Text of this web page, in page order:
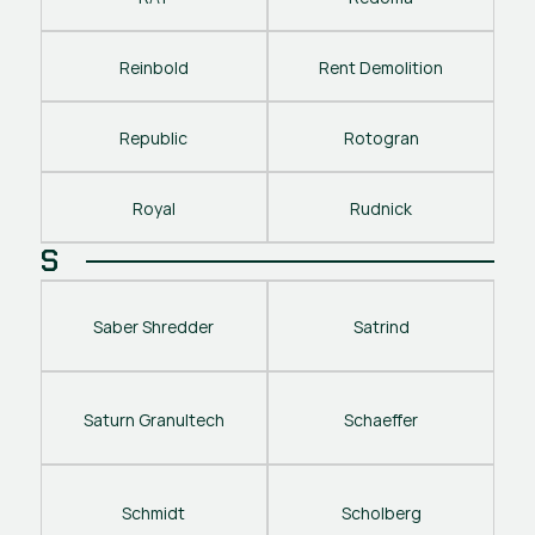
Reinbold Rent Demolition
Republic Rotogran
Royal Rudnick
S
Saber Shredder Satrind
Saturn Granultech Schaeffer
Schmidt Scholberg